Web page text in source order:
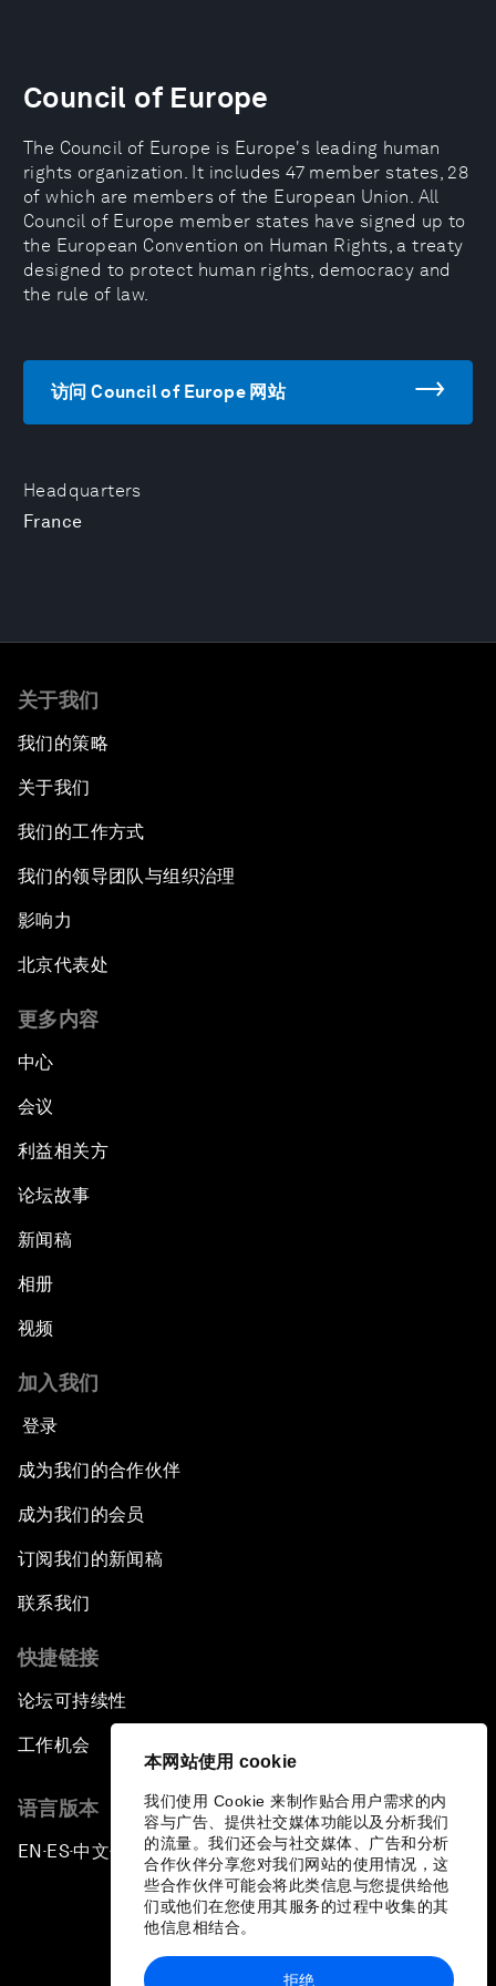
本网站使用 cookie
我们使用 Cookie 来制作贴合用户需求的内
容与广告、提供社交媒体功能以及分析我们
的流量。我们还会与社交媒体、广告和分析
合作伙伴分享您对我们网站的使用情况，这
些合作伙伴可能会将此类信息与您提供给他
们或他们在您使用其服务的过程中收集的其
他信息相结合。
拒绝
Headquarters
France
Council of Europe
The Council of Europe is Europe's leading human
rights organization. It includes 47 member states, 28
of which are members of the European Union. All
Council of Europe member states have signed up to
the European Convention on Human Rights, a treaty
designed to protect human rights, democracy and
the rule of law.
访问 Council of Europe 网站
关于我们
我们的策略
关于我们
我们的工作方式
我们的领导团队与组织治理
影响力
北京代表处
更多内容
中心
会议
利益相关方
论坛故事
新闻稿
相册
视频
加入我们
登录
成为我们的合作伙伴
成为我们的会员
订阅我们的新闻稿
联系我们
快捷链接
论坛可持续性
工作机会
语言版本
EN ▪ES▪中文▪ 日本語